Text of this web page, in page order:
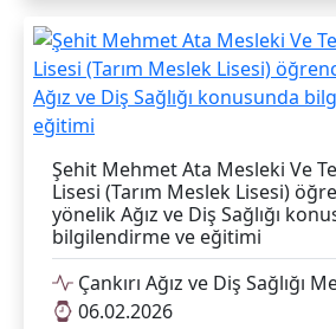
Şehit Mehmet Ata Mesleki Ve
Lisesi (Tarım Meslek Lisesi)
yönelik Ağız ve Diş Sağlığı
bilgilendirme ve eğitimi
Çankırı Ağız ve Diş Sağlığı
06.02.2026